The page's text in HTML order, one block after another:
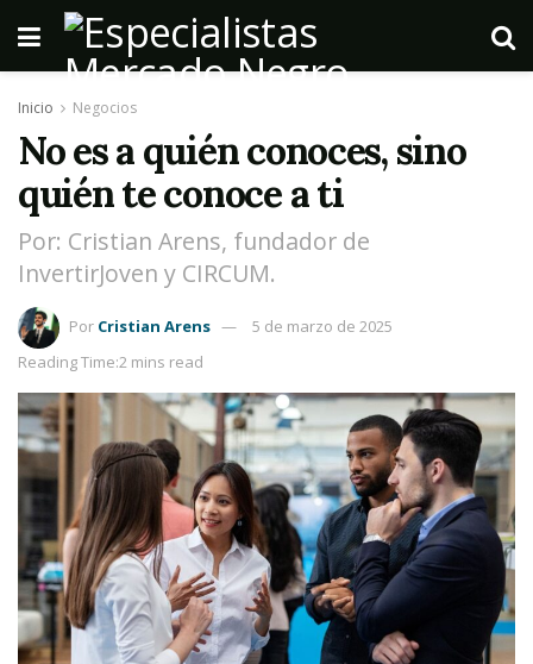
Inicio Negocios
No es a quién conoces, sino
quién te conoce a ti
Por: Cristian Arens, fundador de
InvertirJoven y CIRCUM.
Por Cristian Arens
5 de marzo de 2025
Reading Time:2 mins read